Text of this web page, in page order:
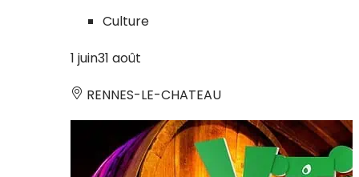
Culture
1 juin31 août
RENNES-LE-CHATEAU